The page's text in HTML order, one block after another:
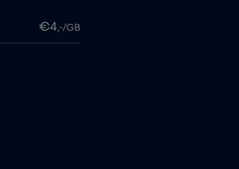
€4,-/GB